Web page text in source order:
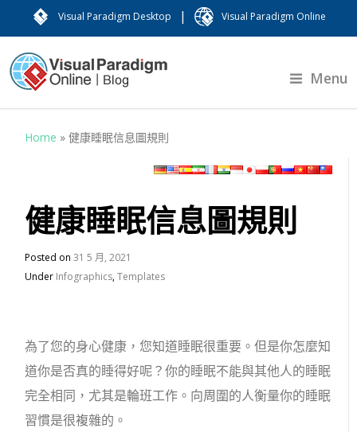
Visual Paradigm Desktop | Visual Paradigm Online
Menu
Home »健康睡眠信息圖規則
健康睡眠信息圖規則
Posted on31 5 月, 2021
Under Infographics,Templates
為了您的身心健康，您知道睡眠很重要。但是你怎麼知
道你是否真的睡得好呢？你的睡眠不能與其他人的睡眠
完全相同，尤其是輪班工作。向周圍的人衡量你的睡眠
習慣是很複雜的。